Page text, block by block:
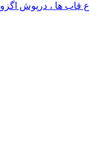
قاب ها ، درپوش